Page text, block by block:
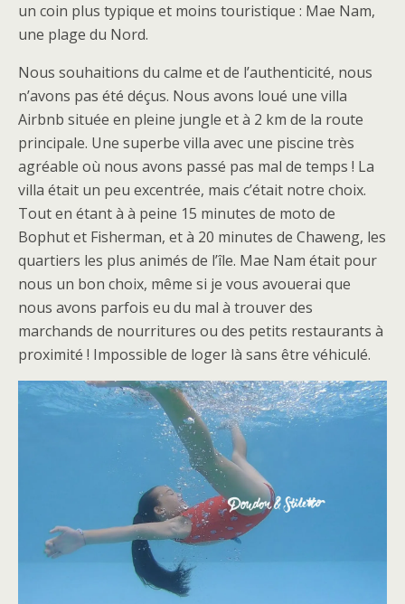
un coin plus typique et moins touristique : Mae Nam,
une plage du Nord.
Nous souhaitions du calme et de l’authenticité, nous
n’avons pas été déçus. Nous avons loué une villa
Airbnb située en pleine jungle et à 2 km de la route
principale. Une superbe villa avec une piscine très
agréable où nous avons passé pas mal de temps ! La
villa était un peu excentrée, mais c’était notre choix.
Tout en étant à à peine 15 minutes de moto de
Bophut et Fisherman, et à 20 minutes de Chaweng, les
quartiers les plus animés de l’île. Mae Nam était pour
nous un bon choix, même si je vous avouerai que
nous avons parfois eu du mal à trouver des
marchands de nourritures ou des petits restaurants à
proximité ! Impossible de loger là sans être véhiculé.